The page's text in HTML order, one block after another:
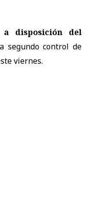
a disposición del
segundo control de
viernes.